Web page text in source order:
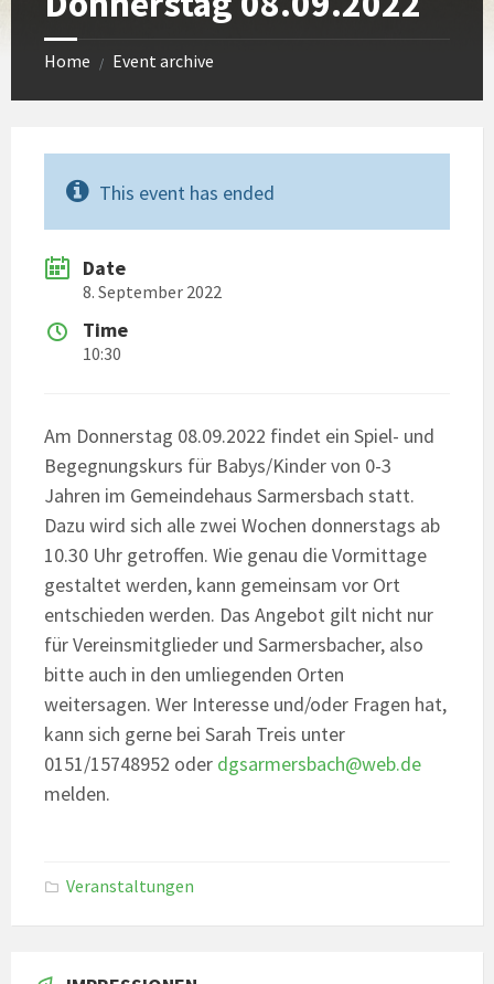
Home / Event archive
This event has ended
Date
8. September 2022
Time
10:30
Am Donnerstag 08.09.2022 findet ein Spiel- und
Begegnungskurs für Babys/Kinder von 0-3
Jahren im Gemeindehaus Sarmersbach statt.
Dazu wird sich alle zwei Wochen donnerstags ab
10.30 Uhr getroffen. Wie genau die Vormittage
gestaltet werden, kann gemeinsam vor Ort
entschieden werden. Das Angebot gilt nicht nur
für Vereinsmitglieder und Sarmersbacher, also
bitte auch in den umliegenden Orten
weitersagen. Wer Interesse und/oder Fragen hat,
kann sich gerne bei Sarah Treis unter
0151/15748952 oder dgsarmersbach@web.de
melden.
Veranstaltungen